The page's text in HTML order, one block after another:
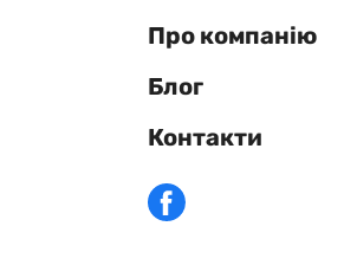
Про компанію
Блог
Контакти